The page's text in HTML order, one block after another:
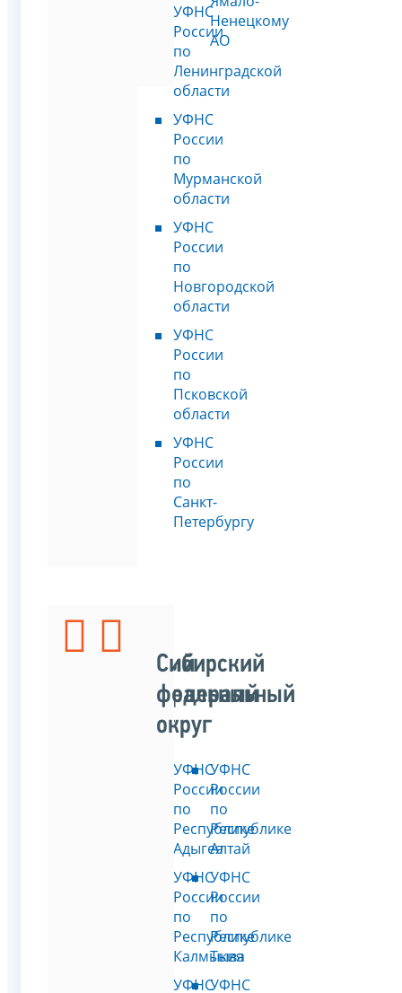
УФНС
России
по
Ленинградской
области
УФНС
России
по
Мурманской
области
УФНС
России
по
Новгородской
области
УФНС
России
по
Псковской
области
УФНС
России
по
Санкт-
Петербургу
Ненецкому
АО
Южный
федеральный
округ
УФНС
России
по
Республике
Адыгея
УФНС
России
по
Республике
Калмыкия
УФНС
Сибирский
федеральный
округ
УФНС
России
по
Республике
Алтай
УФНС
России
по
Республике
Тыва
УФНС